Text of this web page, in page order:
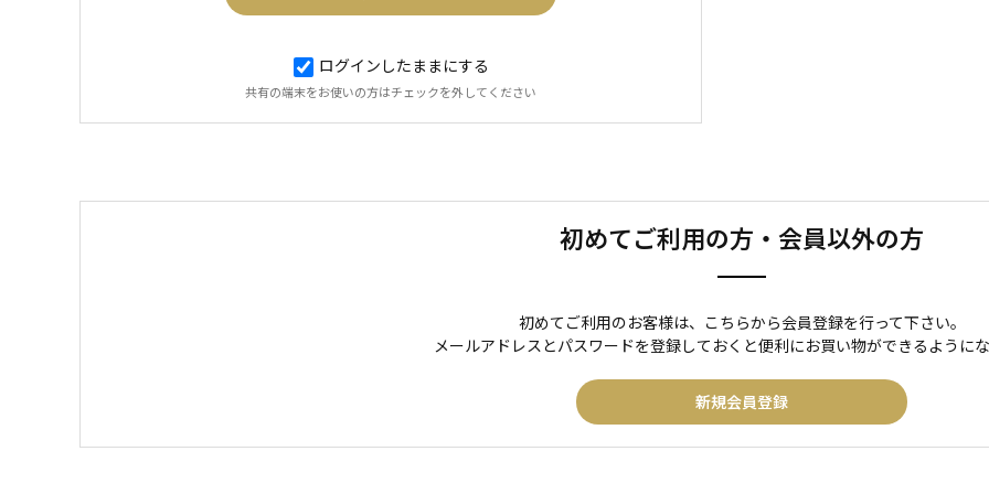
ログインしたままにする
共有の端末をお使いの方はチェックを外してください
初めてご利用の方・会員以外の方
初めてご利用のお客様は、こちらから会員登録を行って下さい。
メールアドレスとパスワードを登録しておくと便利にお買い物ができるように